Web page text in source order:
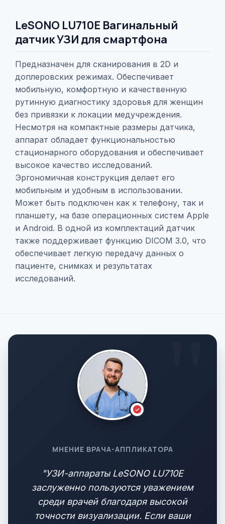
LeSONO LU710E Вагинальный
датчик УЗИ для смартфона
Предназначен для сканирования в 2D и
доплеровских режимах. Обеспечивает
мобильную, комфортную и качественную
рутинную диагностику здоровья для женщин
без привязки к локации медучреждения.
Несмотря на компактные размеры датчика,
аппарат обладает функциональностью
стационарного оборудования и обеспечивает
высокое качество исследований.
Эргономичная конструкция делает его
мобильным и удобным в использовании.
Может быть подключен как к телефону, так и
планшету, на базе операционных систем Apple
и Android. В одной из комплектаций датчик
также поддерживает функцию DICOM 3.0, что
обеспечивает легкую передачу данных о
пациенте, снимках и результатах
исследований.
МНЕНИЕ ВРАЧА-АППЛИКАТОРА
"УЗИ-аппараты LeSONO LU710E
заслуженно пользуются уважением
среди врачей благодаря высокой
точности визуализации. Если ваши